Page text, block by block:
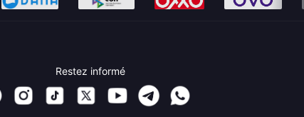
Restez informé